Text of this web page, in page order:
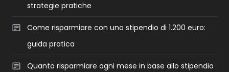
strategie pratiche
Come risparmiare con uno stipendio di 1.200 euro:
guida pratica
Quanto risparmiare ogni mese in base allo stipendio